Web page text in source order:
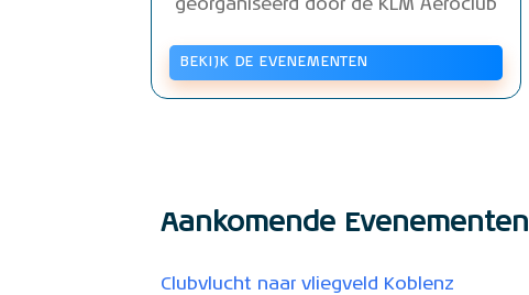
georganiseerd door de KLM Aeroclub
BEKIJK DE EVENEMENTEN
Aankomende Evenementen
Clubvlucht naar vliegveld Koblenz